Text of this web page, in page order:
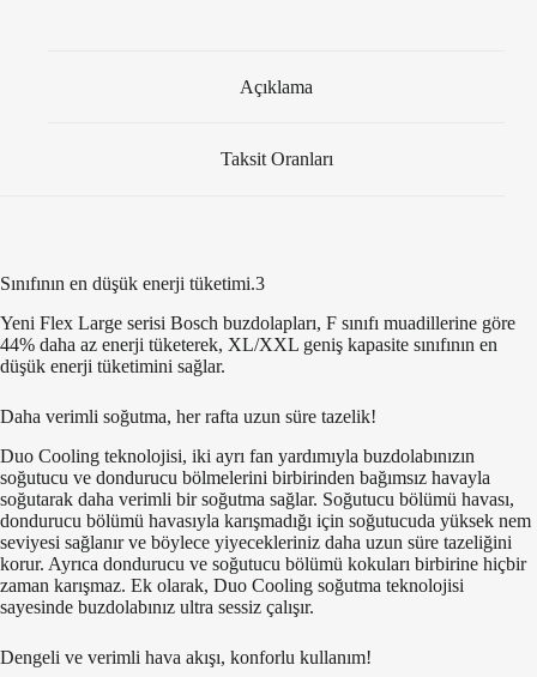
Açıklama
Taksit Oranları
Sınıfının en düşük enerji tüketimi.3
Yeni Flex Large serisi Bosch buzdolapları, F sınıfı muadillerine göre
44% daha az enerji tüketerek, XL/XXL geniş kapasite sınıfının en
düşük enerji tüketimini sağlar.
Daha verimli soğutma, her rafta uzun süre tazelik!
Duo Cooling teknolojisi, iki ayrı fan yardımıyla buzdolabınızın
soğutucu ve dondurucu bölmelerini birbirinden bağımsız havayla
soğutarak daha verimli bir soğutma sağlar. Soğutucu bölümü havası,
dondurucu bölümü havasıyla karışmadığı için soğutucuda yüksek nem
seviyesi sağlanır ve böylece yiyecekleriniz daha uzun süre tazeliğini
korur. Ayrıca dondurucu ve soğutucu bölümü kokuları birbirine hiçbir
zaman karışmaz. Ek olarak, Duo Cooling soğutma teknolojisi
sayesinde buzdolabınız ultra sessiz çalışır.
Dengeli ve verimli hava akışı, konforlu kullanım!